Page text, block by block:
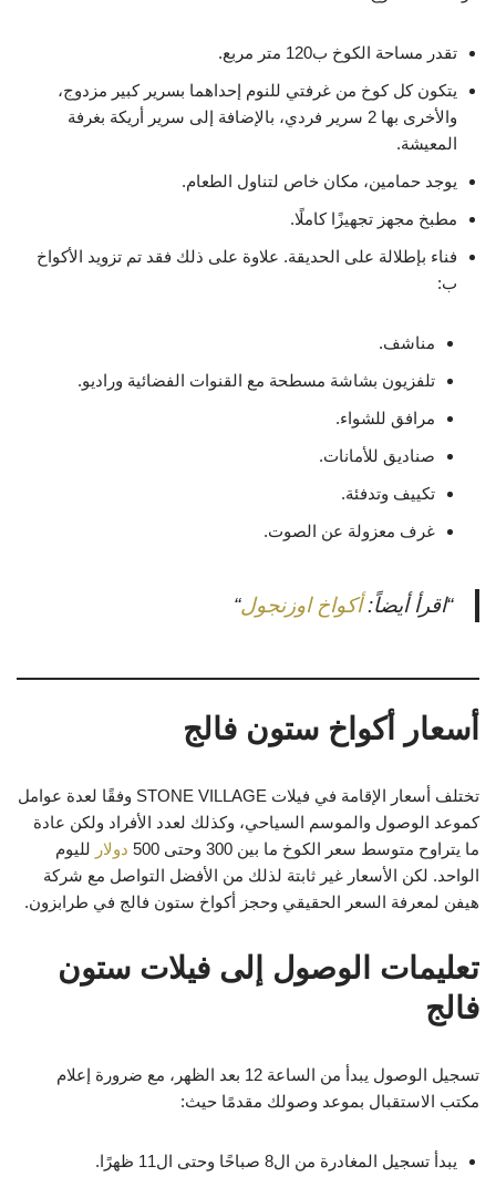
تقدر مساحة الكوخ ب120 متر مربع.
يتكون كل كوخ من غرفتي للنوم إحداهما بسرير كبير مزدوج،
والأخرى بها 2 سرير فردي، بالإضافة إلى سرير أريكة بغرفة
المعيشة.
يوجد حمامين، مكان خاص لتناول الطعام.
مطبخ مجهز تجهيزًا كاملًا.
فناء بإطلالة على الحديقة. علاوة على ذلك فقد تم تزويد الأكواخ
ب:
مناشف.
تلفزيون بشاشة مسطحة مع القنوات الفضائية وراديو.
مرافق للشواء.
صناديق للأمانات.
تكييف وتدفئة.
غرف معزولة عن الصوت.
“اقرأ أيضاً:أكواخ اوزنجول“
أسعار أكواخ ستون فالج
تختلف أسعار الإقامة في فيلات STONE VILLAGE وفقًا لعدة عوامل
كموعد الوصول والموسم السياحي، وكذلك لعدد الأفراد ولكن عادة
ما يتراوح متوسط سعر الكوخ ما بين 300 وحتى 500
دولار لليوم
الواحد. لكن الأسعار غير ثابتة لذلك من الأفضل التواصل مع شركة
هيفن لمعرفة السعر الحقيقي وحجز أكواخ ستون فالج في طرابزون.
تعليمات الوصول إلى فيلات ستون
فالج
تسجيل الوصول يبدأ من الساعة 12 بعد الظهر، مع ضرورة إعلام
مكتب الاستقبال بموعد وصولك مقدمًا حيث:
يبدأ تسجيل المغادرة من ال8 صباحًا وحتى ال11 ظهرًا.